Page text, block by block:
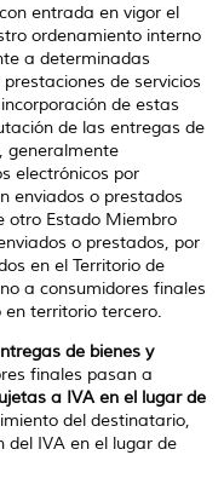
entrada en vigor el
ordenamiento interno
a determinadas
de servicios
de estas
de las entregas de
generalmente
electrónicos por
enviados o prestados
otro Estado Miembro
o prestados, por
en el Territorio de
a consumidores finales
territorio tercero.
de bienes y
finales pasan a
a IVA en el lugar de
del destinatario,
del IVA en el lugar de